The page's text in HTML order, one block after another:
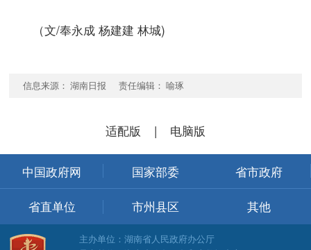
（文/奉永成 杨建建 林城)
信息来源： 湖南日报 责任编辑： 喻琢
适配版 | 电脑版
中国政府网 国家部委 省市政府
省直单位 市州县区 其他
主办单位：湖南省人民政府办公厅